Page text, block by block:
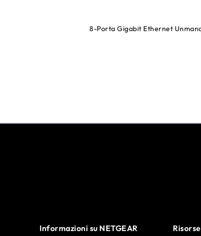
8-Porta Gigabit Ethernet
Informazioni su NETGEAR Risorse